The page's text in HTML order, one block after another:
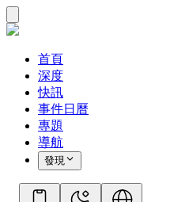
首頁
深度
快訊
事件日曆
專題
導航
發現